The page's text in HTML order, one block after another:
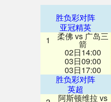
胜负彩对阵
亚冠精英
1
柔佛 vs 广岛三
箭
02日14:00
03日09:00
03日17:00
胜负彩对阵
英超
阿斯顿维拉 vs